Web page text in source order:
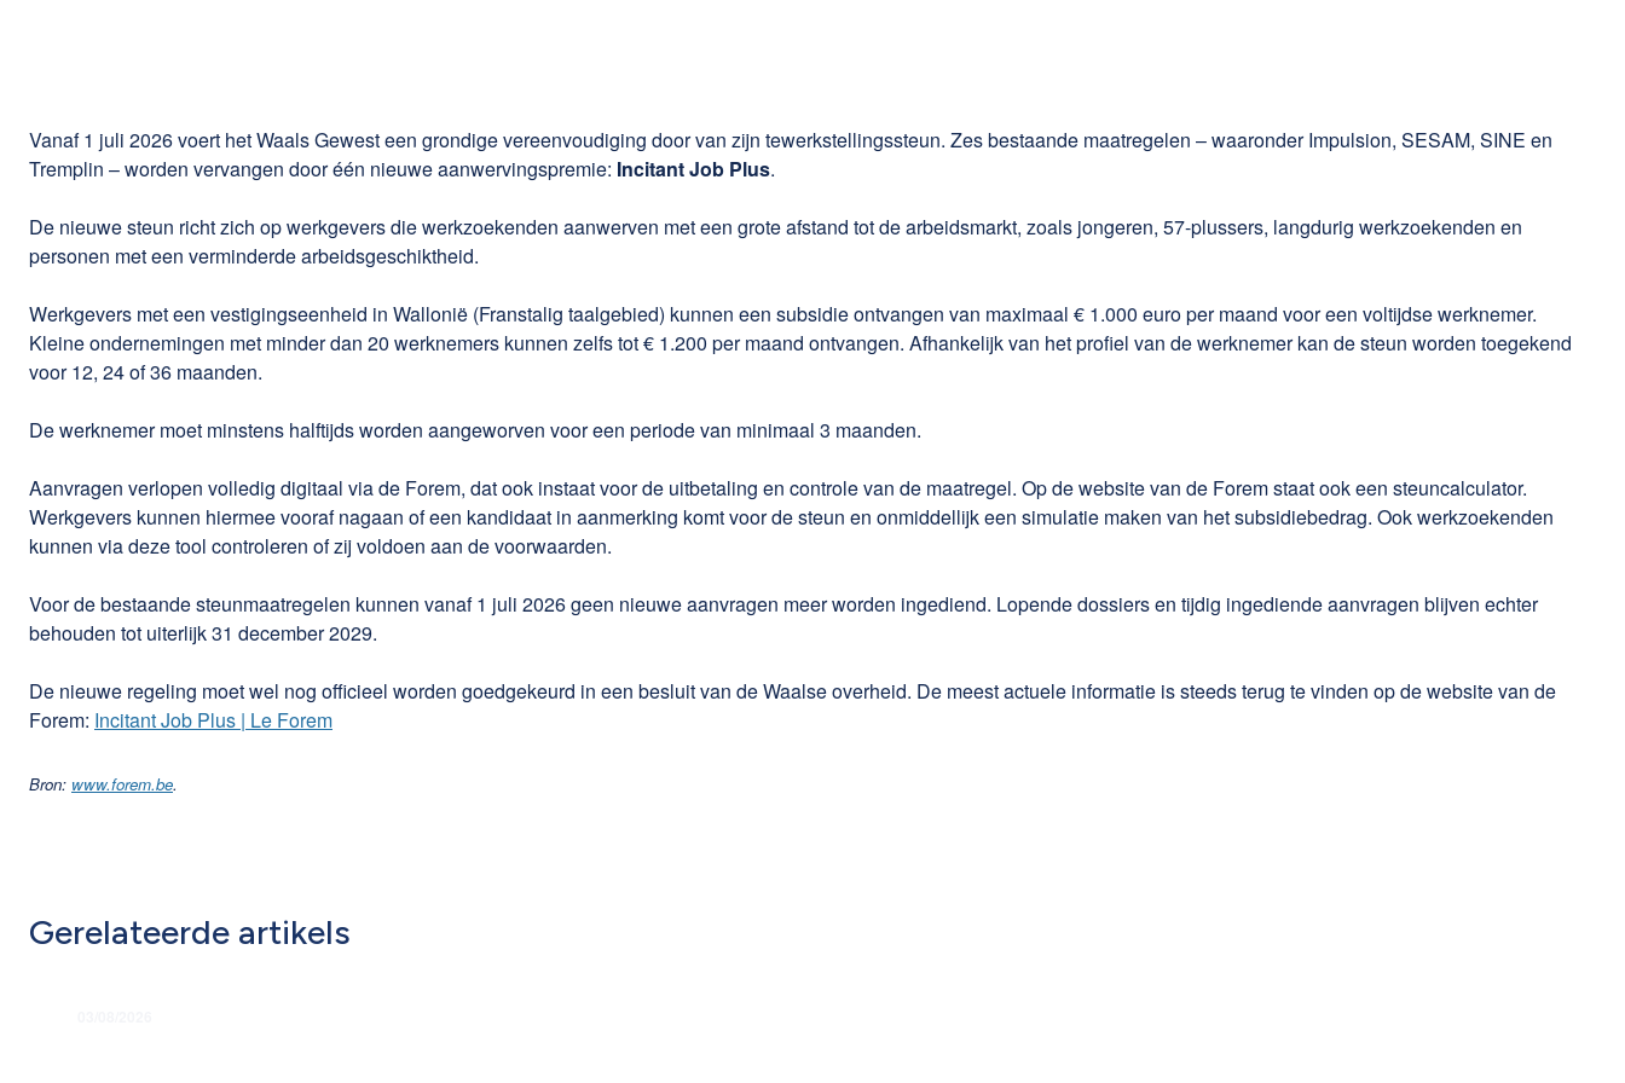
Vanaf 1 juli 2026 voert het Waals Gewest een grondige vereenvoudiging door van zijn tewerkstellingssteun. Zes bestaande maatregelen – waaronder Impulsion, SESAM, SINE en
Tremplin – worden vervangen door één nieuwe aanwervingspremie: Incitant Job Plus.
De nieuwe steun richt zich op werkgevers die werkzoekenden aanwerven met een grote afstand tot de arbeidsmarkt, zoals jongeren, 57-plussers, langdurig werkzoekenden en
personen met een verminderde arbeidsgeschiktheid.
Werkgevers met een vestigingseenheid in Wallonië (Franstalig taalgebied) kunnen een subsidie ontvangen van maximaal € 1.000 euro per maand voor een voltijdse werknemer.
Kleine ondernemingen met minder dan 20 werknemers kunnen zelfs tot € 1.200 per maand ontvangen. Afhankelijk van het profiel van de werknemer kan de steun worden toegekend
voor 12, 24 of 36 maanden.
De werknemer moet minstens halftijds worden aangeworven voor een periode van minimaal 3 maanden.
Aanvragen verlopen volledig digitaal via de Forem, dat ook instaat voor de uitbetaling en controle van de maatregel. Op de website van de Forem staat ook een steuncalculator.
Werkgevers kunnen hiermee vooraf nagaan of een kandidaat in aanmerking komt voor de steun en onmiddellijk een simulatie maken van het subsidiebedrag. Ook werkzoekenden
kunnen via deze tool controleren of zij voldoen aan de voorwaarden.
Voor de bestaande steunmaatregelen kunnen vanaf 1 juli 2026 geen nieuwe aanvragen meer worden ingediend. Lopende dossiers en tijdig ingediende aanvragen blijven echter
behouden tot uiterlijk 31 december 2029.
De nieuwe regeling moet wel nog officieel worden goedgekeurd in een besluit van de Waalse overheid. De meest actuele informatie is steeds terug te vinden op de website van de
Forem: Incitant Job Plus | Le Forem
Bron: www.forem.be.
Gerelateerde artikels